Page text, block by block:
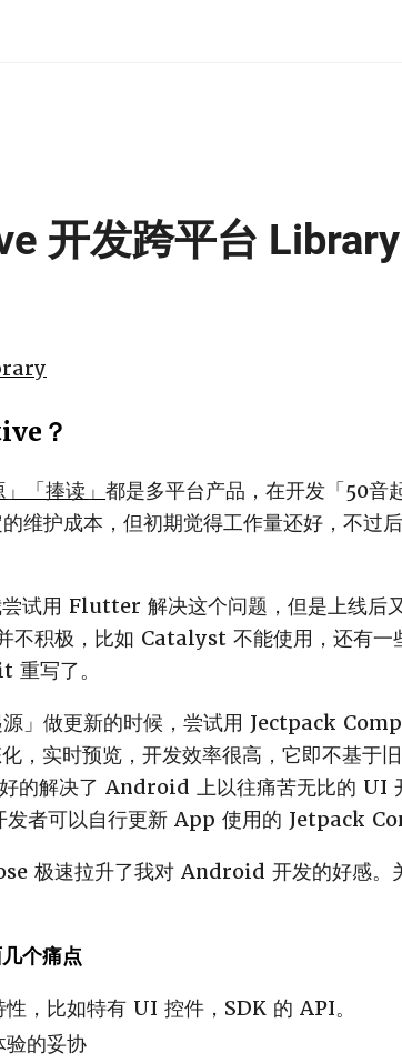
开发跨平台 Library
？
「捧读」 都是多平台产品，在开发「50音
维护成本，但初期觉得工作量还好，不过
试用 Flutter 解决这个问题，但是上线后
积极，比如 Catalyst 不能使用，还有一
重写了。
」做更新的时候，尝试用 Jectpack
，实时预览，开发效率很高，它即不基
的解决了 Android 上以往痛苦无比的 UI
者可以自行更新 App 使用的 Jetpack
极速拉升了我对 Android 开发的好感。
个痛点
，比如特有 UI 控件，SDK 的 API。
验的妥协